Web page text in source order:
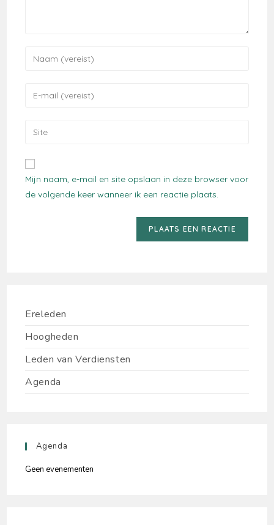
te
reageren
mail
om
te
kunnen
site
URL
(optioneel)
Mijn naam, e-mail en site opslaan in deze browser voor
de volgende keer wanneer ik een reactie plaats.
Ereleden
Hoogheden
Leden van Verdiensten
Agenda
Agenda
Geen evenementen